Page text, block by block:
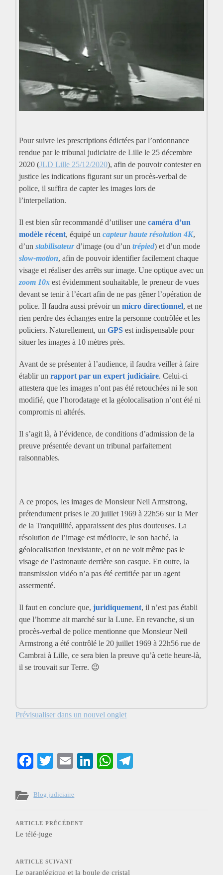
Pour suivre les prescriptions édictées par l’ordonnance
rendue par le tribunal judiciaire de Lille le 25 décembre
2020 (JLD Lille 25/12/2020), afin de pouvoir contester en
justice les indications figurant sur un procès-verbal de
police, il suffira de capter les images lors de
l’interpellation.
Il est bien sûr recommandé d’utiliser unecaméra d’un
modèle récent, équipé uncapteur haute résolution 4K,
d’unstabilisateurd’image (ou d’untrépied) et d’un mode
slow-motion, afin de pouvoir identifier facilement chaque
visage et réaliser des arrêts sur image. Une optique avec un
zoom 10x est évidemment souhaitable, le preneur de vues
devant se tenir à l’écart afin de ne pas gêner l’opération de
police. Il faudra aussi prévoir unmicro directionnel, et ne
rien perdre des échanges entre la personne contrôlée et les
policiers. Naturellement, unGPS est indispensable pour
situer les images à 10 mètres près.
Avant de se présenter à l’audience, il faudra veiller à faire
établir unrapport par un expert judiciaire. Celui-ci
attestera que les images n’ont pas été retouchées ni le son
modifié, que l’horodatage et la géolocalisation n’ont été ni
compromis ni altérés.
Il s’agit là, à l’évidence, de conditions d’admission de la
preuve présentée devant un tribunal parfaitement
raisonnables.
A ce propos, les images de Monsieur Neil Armstrong,
prétendument prises le 20 juillet 1969 à 22h56 sur la Mer
de la Tranquillité, apparaissent des plus douteuses. La
résolution de l’image est médiocre, le son haché, la
géolocalisation inexistante, et on ne voit même pas le
visage de l’astronaute derrière son casque. En outre, la
transmission vidéo n’a pas été certifiée par un agent
assermenté.
Il faut en conclure que,juridiquement, il n’est pas établi
que l’homme ait marché sur la Lune. En revanche, si un
procès-verbal de police mentionne que Monsieur Neil
Armstrong a été contrôlé le 20 juillet 1969 à 22h56 rue de
Cambrai à Lille, ce sera bien la preuve qu’à cette heure-là,
il se trouvait sur Terre. 😉
Prévisualiser dans un nouvel onglet
Facebook
Twitter
EmailLinkedIn
WhatsApp
Blog judiciaire
ARTICLE PRÉCÉDENT
Le télé-juge
ARTICLE SUIVANT
Le paraplégique et la boule de cristal